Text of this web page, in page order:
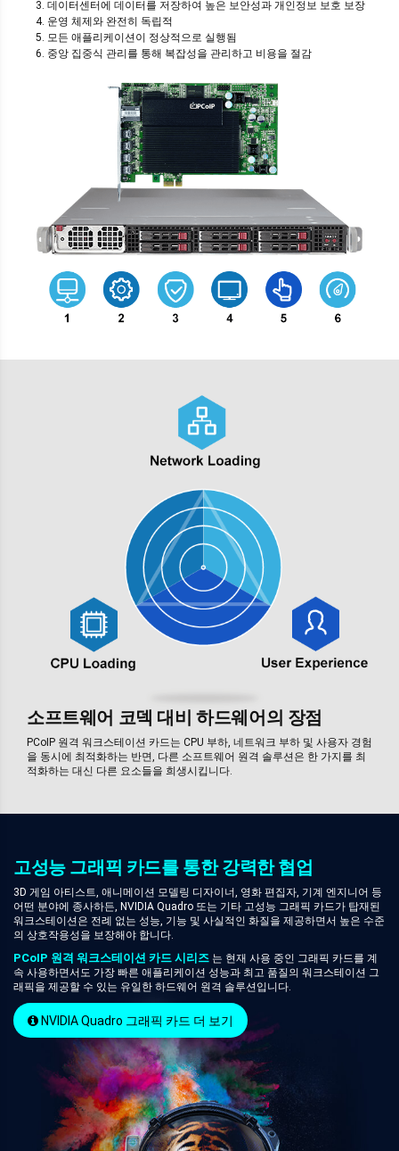
3. 데이터센터에 데이터를 저장하여 높은 보안성과 개인정보 보호 보장
4. 운영 체제와 완전히 독립적
5. 모든 애플리케이션이 정상적으로 실행됨
6. 중앙 집중식 관리를 통해 복잡성을 관리하고 비용을 절감
소프트웨어 코덱 대비 하드웨어의 장점
PCoIP 원격 워크스테이션 카드는 CPU 부하, 네트워크 부하 및 사용자 경험
을 동시에 최적화하는 반면, 다른 소프트웨어 원격 솔루션은 한 가지를 최
적화하는 대신 다른 요소들을 희생시킵니다.
고성능 그래픽 카드를 통한 강력한 협업
3D 게임 아티스트, 애니메이션 모델링 디자이너, 영화 편집자, 기계 엔지니어 등
어떤 분야에 종사하든, NVIDIA Quadro 또는 기타 고성능 그래픽 카드가 탑재된
워크스테이션은 전례 없는 성능, 기능 및 사실적인 화질을 제공하면서 높은 수준
의 상호작용성을 보장해야 합니다.
PCoIP 원격 워크스테이션 카드 시리즈 는 현재 사용 중인 그래픽 카드를 계
속 사용하면서도 가장 빠른 애플리케이션 성능과 최고 품질의 워크스테이션 그
래픽을 제공할 수 있는 유일한 하드웨어 원격 솔루션입니다.
NVIDIA Quadro 그래픽 카드 더 보기